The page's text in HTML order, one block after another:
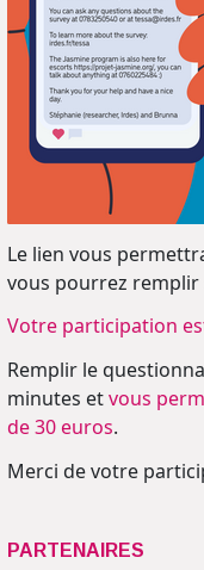
Le lien vous
vous pourrez
Votre participation
Remplir le
minutes etvous
de 30 euros.
Merci de votre
PARTENAIRES